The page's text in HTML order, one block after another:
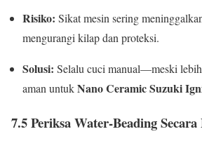
Risiko: Sikat mesin sering
mengurangi kilap dan proteksi.
Solusi: Selalu cuci manual—meski
aman untukNano Ceramic Suzuki
7.5 Periksa Water-Beading